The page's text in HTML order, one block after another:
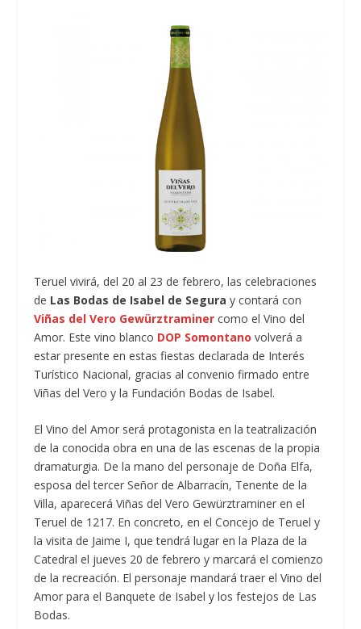
Teruel vivirá, del 20 al 23 de febrero, las celebraciones
de Las Bodas de Isabel de Segura y contará con
Viñas del Vero Gewürztraminer como el Vino del
Amor. Este vino blanco DOP Somontano volverá a
estar presente en estas fiestas declarada de Interés
Turístico Nacional, gracias al convenio firmado entre
Viñas del Vero y la Fundación Bodas de Isabel.
El Vino del Amor será protagonista en la teatralización
de la conocida obra en una de las escenas de la propia
dramaturgia. De la mano del personaje de Doña Elfa,
esposa del tercer Señor de Albarracín, Tenente de la
Villa, aparecerá Viñas del Vero Gewürztraminer en el
Teruel de 1217. En concreto, en el Concejo de Teruel y
la visita de Jaime I, que tendrá lugar en la Plaza de la
Catedral el jueves 20 de febrero y marcará el comienzo
de la recreación. El personaje mandará traer el Vino del
Amor para el Banquete de Isabel y los festejos de Las
Bodas.